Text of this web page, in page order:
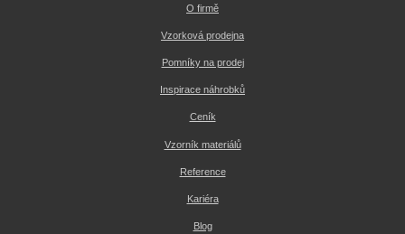
O firmě
Vzorková prodejna
Pomníky na prodej
Inspirace náhrobků
Ceník
Vzorník materiálů
Reference
Kariéra
Blog